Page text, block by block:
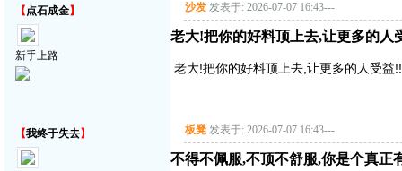
【点石成金】
新手上路
沙发 发表于: 2026-07-07 16:43---
老大!把你的好料顶上去,让更多的人
老大!把你的好料顶上去,让更多的人受益
【我终于失去】 板凳 发表于: 2026-07-07 16:43---
不得不佩服,不顶不舒服,你是个真正